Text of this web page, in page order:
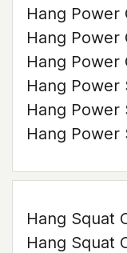
Hang Power
Hang Power
Hang Power
Hang Power
Hang Power
Hang Power
Hang Squat
Hang Squat